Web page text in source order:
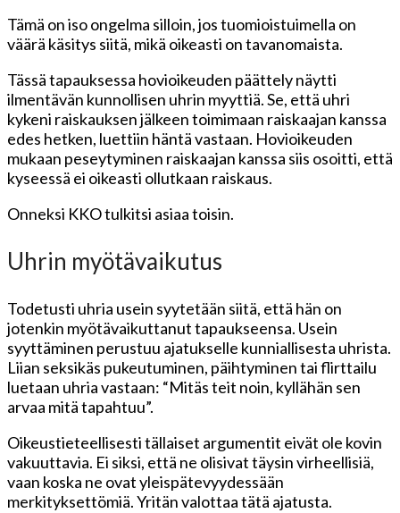
Tämä on iso ongelma silloin, jos tuomioistuimella on
väärä käsitys siitä, mikä oikeasti on tavanomaista.
Tässä tapauksessa hovioikeuden päättely näytti
ilmentävän kunnollisen uhrin myyttiä. Se, että uhri
kykeni raiskauksen jälkeen toimimaan raiskaajan kanssa
edes hetken, luettiin häntä vastaan. Hovioikeuden
mukaan peseytyminen raiskaajan kanssa siis osoitti, että
kyseessä ei oikeasti ollutkaan raiskaus.
Onneksi KKO tulkitsi asiaa toisin.
Uhrin myötävaikutus
Todetusti uhria usein syytetään siitä, että hän on
jotenkin myötävaikuttanut tapaukseensa. Usein
syyttäminen perustuu ajatukselle kunniallisesta uhrista.
Liian seksikäs pukeutuminen, päihtyminen tai flirttailu
luetaan uhria vastaan: “Mitäs teit noin, kyllähän sen
arvaa mitä tapahtuu”.
Oikeustieteellisesti tällaiset argumentit eivät ole kovin
vakuuttavia. Ei siksi, että ne olisivat täysin virheellisiä,
vaan koska ne ovat yleispätevyydessään
merkityksettömiä. Yritän valottaa tätä ajatusta.